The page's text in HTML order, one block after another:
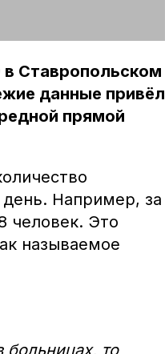
в Ставропольском
данные привёл
прямой
Например, за
человек. Это
называемое
то